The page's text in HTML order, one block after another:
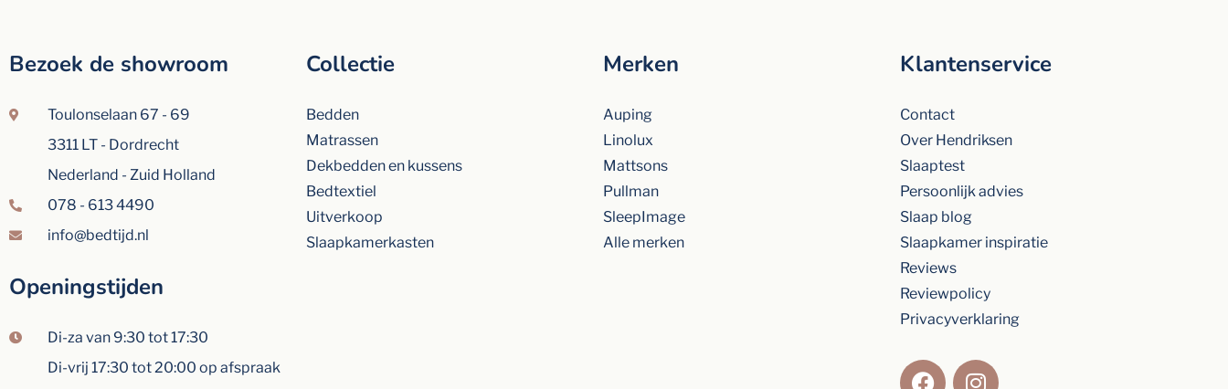
Bezoek de showroom
Toulonselaan 67 - 69
3311 LT - Dordrecht
Nederland - Zuid Holland
078 - 613 4490
info@bedtijd.nl
Openingstijden
Di-za van 9:30 tot 17:30
Di-vrij 17:30 tot 20:00 op afspraak
Collectie
Bedden
Matrassen
Dekbedden en kussens
Bedtextiel
Uitverkoop
Slaapkamerkasten
Merken
Auping
Linolux
Mattsons
Pullman
SleepImage
Alle merken
Klantenservice
Contact
Over Hendriksen
Slaaptest
Persoonlijk advies
Slaap blog
Slaapkamer inspiratie
Reviews
Reviewpolicy
Privacyverklaring